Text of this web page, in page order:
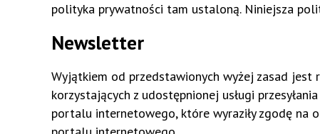
polityka prywatności tam ustaloną. Niniejsza
Newsletter
Wyjątkiem od przedstawionych wyżej zasad
korzystających z udostępnionej usługi
portalu internetowego, które wyraziły zgodę na